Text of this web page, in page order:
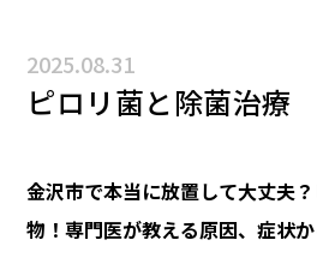
2025.08.31
ピロリ菌と除菌治療
金沢市で本当に放置して大丈夫
物！専門医が教える原因、症状